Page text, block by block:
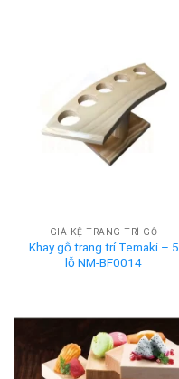
GIÁ KỆ TRANG TRÍ GỖ
Khay gỗ trang trí Temaki – 5
lỗ NM-BF0014